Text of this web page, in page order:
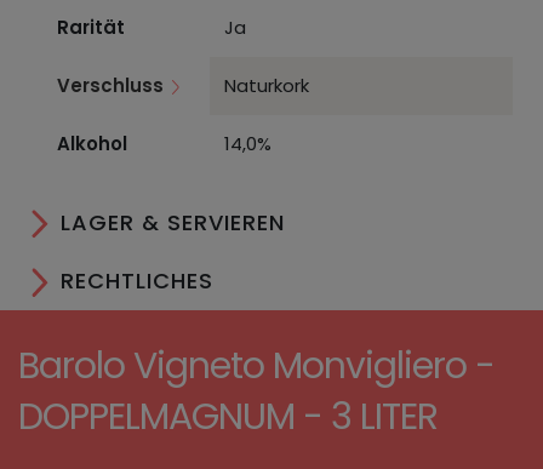
Rarität Ja
Verschluss Naturkork
Alkohol 14,0%
LAGER & SERVIEREN
RECHTLICHES
Barolo Vigneto Monvigliero -
DOPPELMAGNUM - 3 LITER